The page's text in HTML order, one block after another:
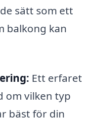
sätt som ett
balkong kan
Ett erfaret
om vilken typ
bäst för din